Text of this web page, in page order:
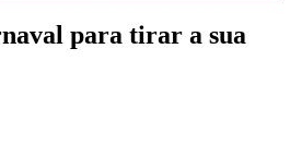
para tirar a sua